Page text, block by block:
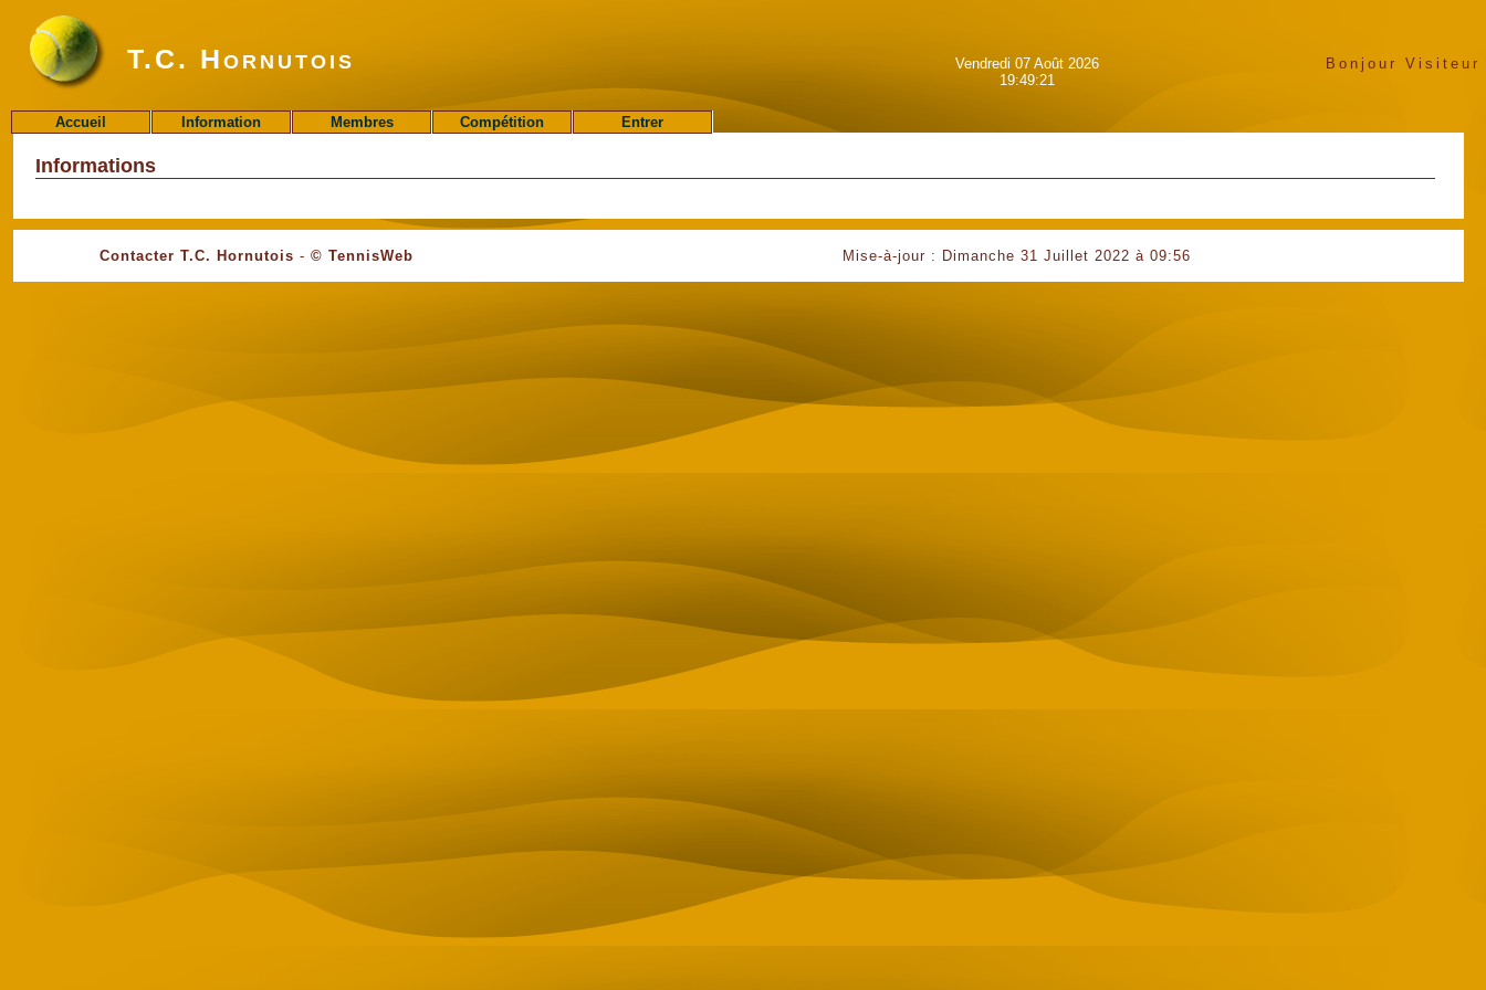
T.C. Hornutois Bonjour Visiteur
Vendredi 07 Août 2026
19:49:21
Accueil Information Membres Compétition Entrer
Informations
Contacter T.C. Hornutois - © TennisWeb Mise-à-jour : Dimanche 31 Juillet 2022 à 09:56